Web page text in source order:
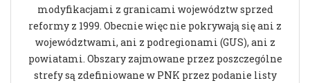
modyfikacjami z granicami województw sprzed
reformy z 1999. Obecnie więc nie pokrywają się ani z
województwami, ani z podregionami (GUS), ani z
powiatami. Obszary zajmowane przez poszczególne
strefy są zdefiniowane w PNK przez podanie listy